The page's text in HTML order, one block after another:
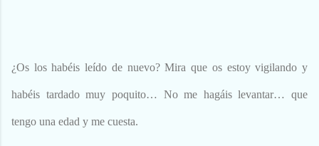
¿Os los habéis leído de nuevo? Mira que os estoy vigilando y
habéis tardado muy poquito… No me hagáis levantar… que
tengo una edad y me cuesta.